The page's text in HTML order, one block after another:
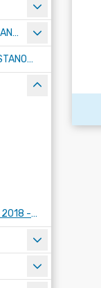
PLANOWANIE I ZAGOSPODAROWANIE PRZESTRZENNE
PRACA - KONKURSY NA WOLNE STANOWISKA
UMOWY ZAWARTE W LATACH 2018 - 2022